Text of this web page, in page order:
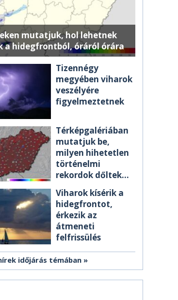
mutatjuk, hol lehetnek
a hidegfrontból, óráról órára
Tizennégy
megyében viharok
veszélyére
figyelmeztetnek
Térképgalériában
mutatjuk be,
milyen hihetetlen
történelmi
rekordok dőltek
Viharok kísérik a
hidegfrontot,
érkezik az
átmeneti
felfrissülés
időjárás témában